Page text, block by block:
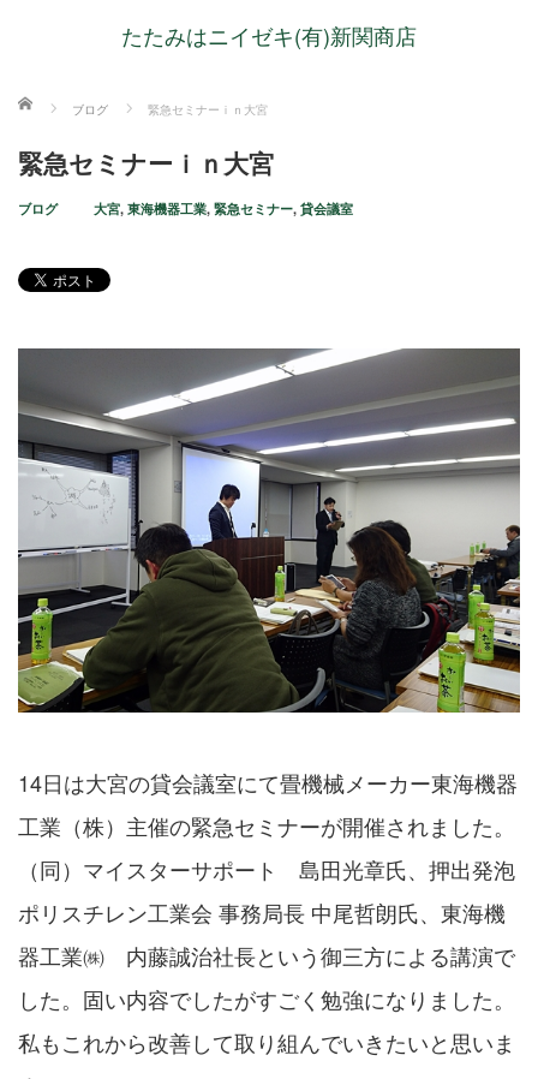
たたみはニイゼキ(有)新関商店
ホーム ブログ 緊急セミナーｉｎ大宮
緊急セミナーｉｎ大宮
ブログ 大宮, 東海機器工業, 緊急セミナー, 貸会議室
14日は大宮の貸会議室にて畳機械メーカー東海機器
工業（株）主催の緊急セミナーが開催されました。
（同）マイスターサポート 島田光章氏、押出発泡
ポリスチレン工業会 事務局長 中尾哲朗氏、東海機
器工業㈱ 内藤誠治社長という御三方による講演で
した。固い内容でしたがすごく勉強になりました。
私もこれから改善して取り組んでいきたいと思いま